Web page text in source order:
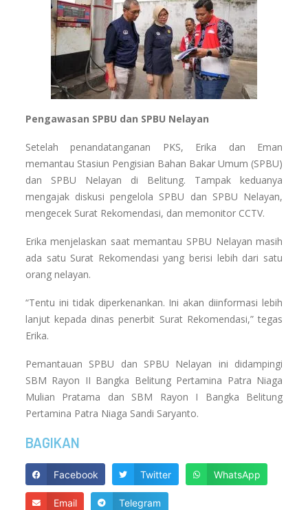
Pengawasan SPBU dan SPBU Nelayan
Setelah penandatanganan PKS, Erika dan Eman
memantau Stasiun Pengisian Bahan Bakar Umum (SPBU)
dan SPBU Nelayan di Belitung. Tampak keduanya
mengajak diskusi pengelola SPBU dan SPBU Nelayan,
mengecek Surat Rekomendasi, dan memonitor CCTV.
Erika menjelaskan saat memantau SPBU Nelayan masih
ada satu Surat Rekomendasi yang berisi lebih dari satu
orang nelayan.
“Tentu ini tidak diperkenankan. Ini akan diinformasi lebih
lanjut kepada dinas penerbit Surat Rekomendasi,” tegas
Erika.
Pemantauan SPBU dan SPBU Nelayan ini didampingi
SBM Rayon II Bangka Belitung Pertamina Patra Niaga
Mulian Pratama dan SBM Rayon I Bangka Belitung
Pertamina Patra Niaga Sandi Saryanto.
BAGIKAN
Facebook Twitter WhatsApp
Email Telegram